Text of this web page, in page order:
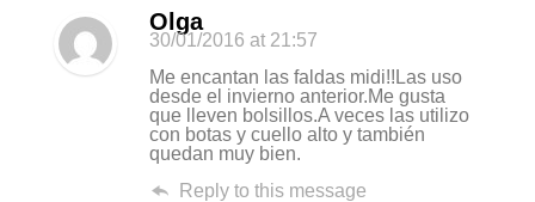
Olga
30/01/2016 at 21:57
Me encantan las faldas midi!!Las uso
desde el invierno anterior.Me gusta
que lleven bolsillos.A veces las utilizo
con botas y cuello alto y también
quedan muy bien.
Reply to this message